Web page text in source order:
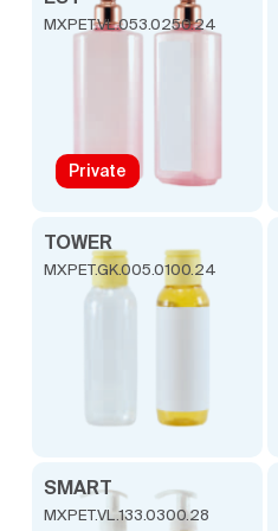
MXPET.VL.053.0250.24
Private
TOWER
MXPET.GK.005.0100.24
SMART
MXPET.VL.133.0300.28